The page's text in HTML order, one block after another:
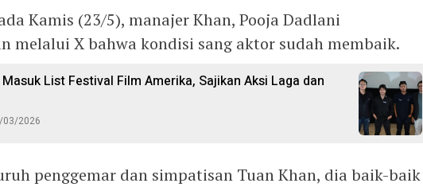
Kamis (23/5), manajer Khan, Pooja Dadlani
melalui X bahwa kondisi sang aktor sudah membaik.
List Festival Film Amerika, Sajikan Aksi Laga dan
03/2026
penggemar dan simpatisan Tuan Khan, dia baik-baik